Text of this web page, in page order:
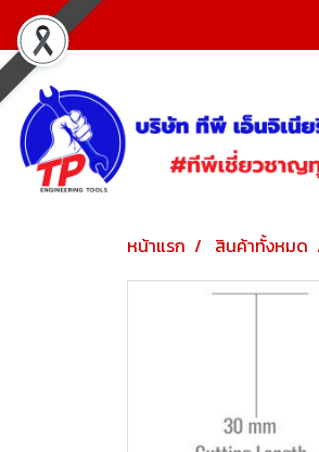
หน้าแรก สินค้าทั้งหมด